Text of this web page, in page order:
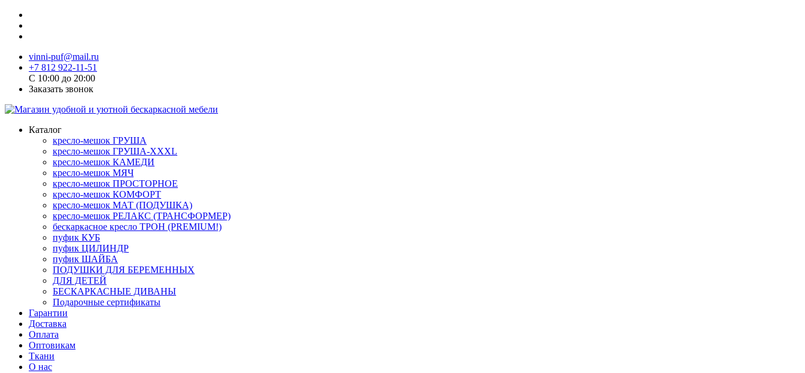
vinni-puf@mail.ru
+7 812 922-11-51
C 10:00 до 20:00
Заказать звонок
Каталог
кресло-мешок ГРУША
кресло-мешок ГРУША-XXXL
кресло-мешок КАМЕДИ
кресло-мешок МЯЧ
кресло-мешок ПРОСТОРНОЕ
кресло-мешок КОМФОРТ
кресло-мешок МАТ (ПОДУШКА)
кресло-мешок РЕЛАКС (ТРАНСФОРМЕР)
бескаркасное кресло ТРОН (PREMIUM!)
пуфик КУБ
пуфик ЦИЛИНДР
пуфик ШАЙБА
ПОДУШКИ ДЛЯ БЕРЕМЕННЫХ
ДЛЯ ДЕТЕЙ
БЕСКАРКАСНЫЕ ДИВАНЫ
Подарочные сертификаты
Гарантии
Доставка
Оплата
Оптовикам
Ткани
О нас